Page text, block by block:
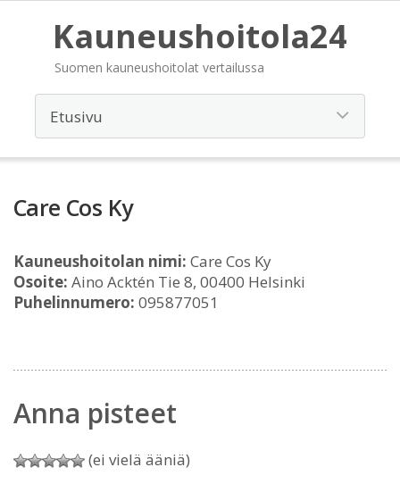
Kauneushoitola24
Suomen kauneushoitolat vertailussa
Care Cos Ky
Kauneushoitolan nimi: Care Cos Ky
Osoite: Aino Acktén Tie 8, 00400 Helsinki
Puhelinnumero: 095877051
Anna pisteet
(ei vielä ääniä)